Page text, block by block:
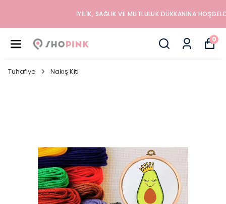
İYILIK, SAĞLIK VE MUTLULUK DÜKKANINA HOŞGELDINIZ
0
Tuhafiye Nakış Kiti